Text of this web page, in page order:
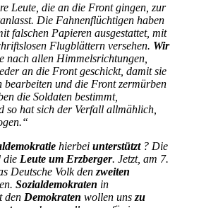
Leute, die an die Front gingen, zur
Die Fahnenflüchtigen haben
falschen Papieren ausgestattet, mit
Flugblättern versehen. Wir
nach allen Himmelsrichtungen,
an die Front geschickt, damit sie
bearbeiten und die Front zermürben
die Soldaten bestimmt,
so hat sich der Verfall allmählich,
hierbei unterstützt? Die
die Leute um Erzberger. Jetzt, am 7.
Deutsche Volk den zweiten
Sozialdemokraten in
den Demokraten wollen uns zu